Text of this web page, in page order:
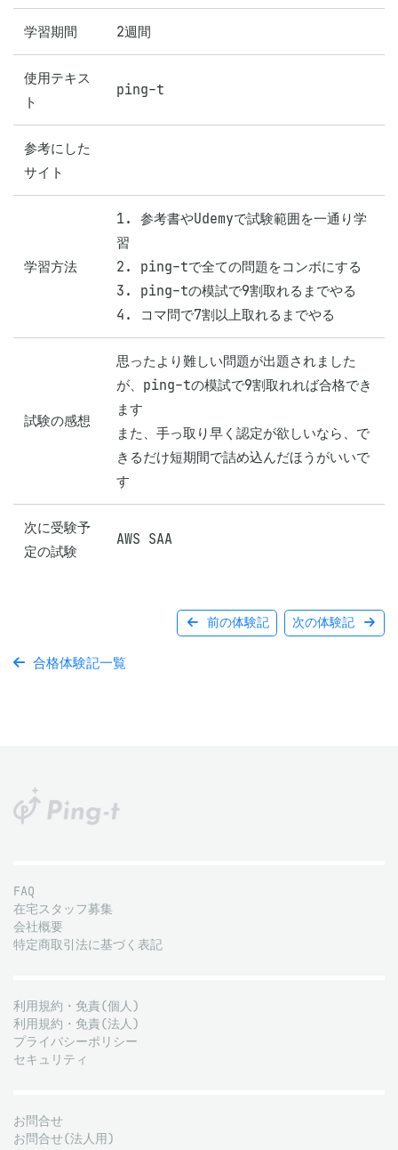
学習期間 2週間
使用テキス
ト
ping-t
参考にした
サイト
学習方法
1. 参考書やUdemyで試験範囲を一通り学
習
2. ping-tで全ての問題をコンボにする
3. ping-tの模試で9割取れるまでやる
4. コマ問で7割以上取れるまでやる
試験の感想
思ったより難しい問題が出題されました
が、ping-tの模試で9割取れれば合格でき
ます
また、手っ取り早く認定が欲しいなら、で
きるだけ短期間で詰め込んだほうがいいで
す
次に受験予
定の試験
AWS SAA
前の体験記 次の体験記
合格体験記一覧
FAQ
在宅スタッフ募集
会社概要
特定商取引法に基づく表記
利用規約・免責(個人)
利用規約・免責(法人)
プライバシーポリシー
セキュリティ
お問合せ
お問合せ(法人用)